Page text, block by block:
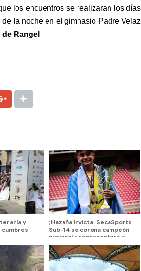
los encuentros se realizaran los días
la noche en el gimnasio Padre Velaz
Rangel
y
cumbres
¡Hazaña invicta! SecaSports
Sub-14 se corona campeón
nacional y representará a
Venezuela en Paraguay